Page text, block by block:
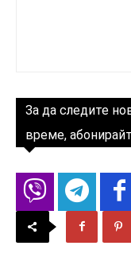
За да следите
време,